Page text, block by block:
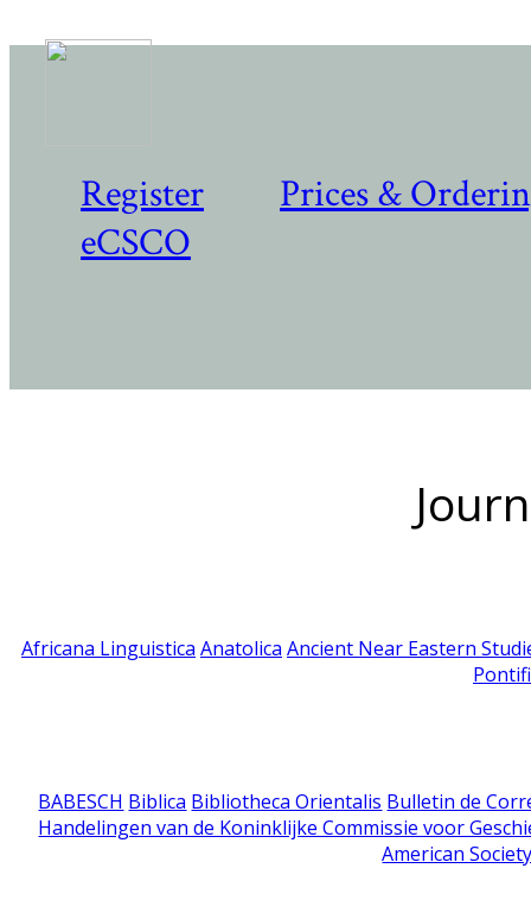
Register
Prices &
eCSCO
Africana Linguistica Anatolica Ancient Near Eastern
BABESCH Biblica Bibliotheca Orientalis Bulletin de
Handelingen van de Koninklijke Commissie voor
American